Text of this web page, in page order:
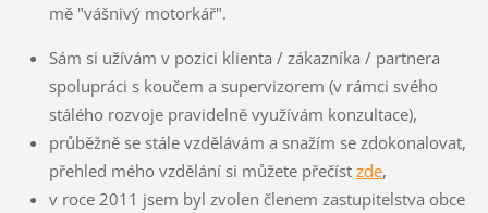
mě "vášnivý motorkář".
Sám si užívám v pozici klienta / zákazníka / partnera
spolupráci s koučem a supervizorem (v rámci svého
stálého rozvoje pravidelně využívám konzultace),
průběžně se stále vzdělávám a snažím se zdokonalovat,
přehled mého vzdělání si můžete přečíst zde,
v roce 2011 jsem byl zvolen členem zastupitelstva obce